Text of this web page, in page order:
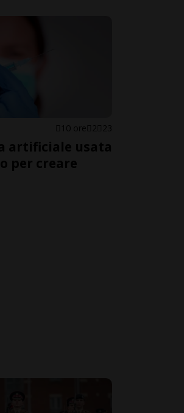
10 ore 2 23
artificiale usata
per creare